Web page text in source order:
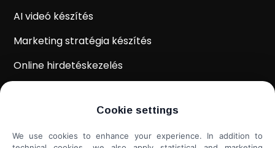
AI videó készítés
Marketing stratégia készítés
Online hirdetéskezelés
Weboldal kiértékelés
Shoprenter / Unas webshop készítés
Cookie settings
We use cookies to enhance your experience. In addition to